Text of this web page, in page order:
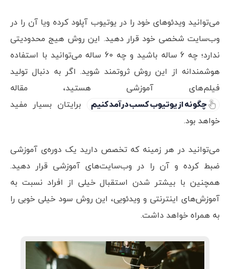
می‌توانید ویدئوهای خود را در یوتیوب آپلود کرده ویا آن را در
وب‌سایت شخصی خود قرار دهید. این روش هیج محدودیتی
ندارد؛ چه 6 ساله باشید و چه 60 ساله می‌توانید با استفاده
هوشمندانه از این روش ثروتمند شوید. اگر به دنبال تولید
فیلم‌های آموزشی هستید، مقاله
چگونه از یوتیوب کسب درآمد کنیم
برایتان بسیار مفید
خواهد بود.
می‌توانید در هر زمینه که تخصص دارید یک دوره‌ی آموزشی
ضبط کرده و آن را در وب‌سایت‌های آموزشی قرار دهید.
همچنین با بیشتر شدن استقبال خیلی از افراد نسبت به
آموزش‌های اینترنتی و ویدئویی، این روش سود خیلی خوبی را
به همراه خواهد داشت.